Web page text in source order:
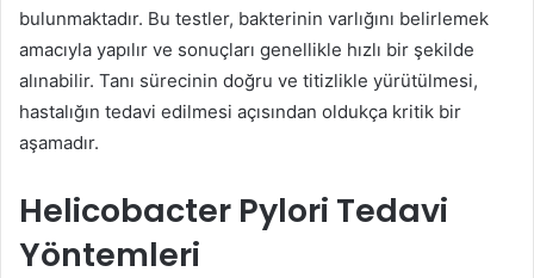
bulunmaktadır. Bu testler, bakterinin varlığını belirlemek
amacıyla yapılır ve sonuçları genellikle hızlı bir şekilde
alınabilir. Tanı sürecinin doğru ve titizlikle yürütülmesi,
hastalığın tedavi edilmesi açısından oldukça kritik bir
aşamadır.
Helicobacter Pylori Tedavi
Yöntemleri